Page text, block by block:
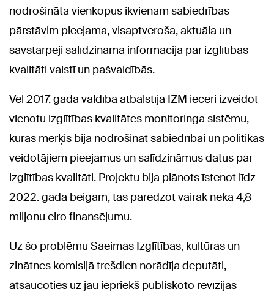
nodrošināta vienkopus ikvienam sabiedrības
pārstāvim pieejama, visaptveroša, aktuāla un
savstarpēji salīdzināma informācija par izglītības
kvalitāti valstī un pašvaldībās.
Vēl 2017. gadā valdība atbalstīja IZM ieceri izveidot
vienotu izglītības kvalitātes monitoringa sistēmu,
kuras mērķis bija nodrošināt sabiedrībai un politikas
veidotājiem pieejamus un salīdzināmus datus par
izglītības kvalitāti. Projektu bija plānots īstenot līdz
2022. gada beigām, tas paredzot vairāk nekā 4,8
miljonu eiro finansējumu.
Uz šo problēmu Saeimas Izglītības, kultūras un
zinātnes komisijā trešdien norādīja deputāti,
atsaucoties uz jau iepriekš publiskoto revīzijas